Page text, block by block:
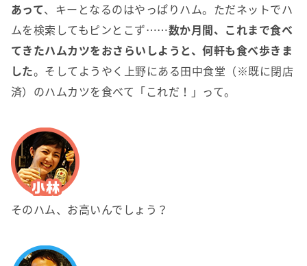
あって、キーとなるのはやっぱりハム。ただネットでハ
ムを検索してもピンとこず……数か月間、これまで食べ
てきたハムカツをおさらいしようと、何軒も食べ歩きま
した。そしてようやく上野にある田中食堂（※既に閉店
済）のハムカツを食べて「これだ！」って。
そのハム、お高いんでしょう？